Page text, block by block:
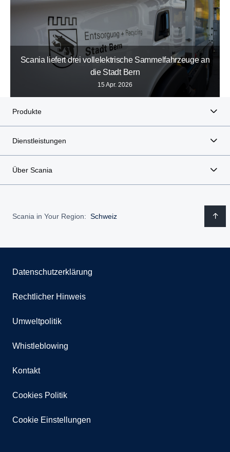
Scania liefert drei vollelektrische Sammelfahrzeuge an
die Stadt Bern
15 Apr. 2026
Produkte
Dienstleistungen
Über Scania
Scania in Your Region: Schweiz
Datenschutzerklärung
Rechtlicher Hinweis
Umweltpolitik
Whistleblowing
Kontakt
Cookies Politik
Cookie Einstellungen